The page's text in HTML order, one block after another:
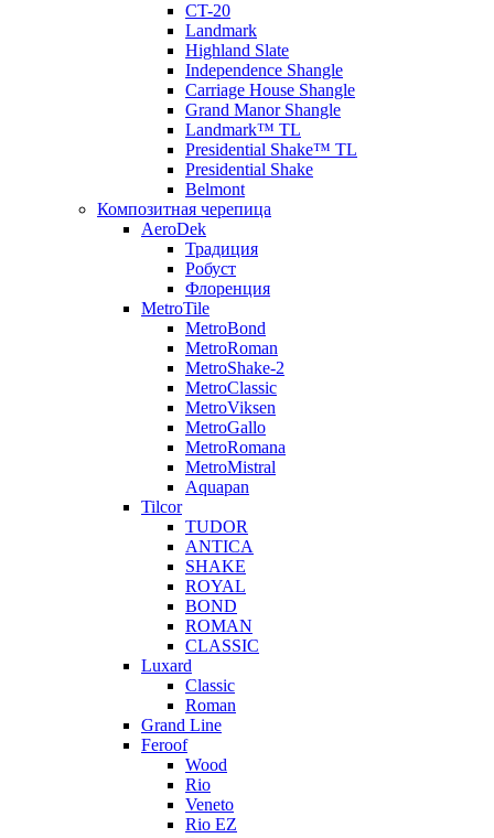
CT-20
Landmark
Highland Slate
Independence Shangle
Carriage House Shangle
Grand Manor Shangle
Landmark™ TL
Presidential Shake™ TL
Presidential Shake
Belmont
Композитная черепица
AeroDek
Традиция
Робуст
Флоренция
MetroTile
MetroBond
MetroRoman
MetroShake-2
MetroClassic
MetroViksen
MetroGallo
MetroRomana
MetroMistral
Aquapan
Tilcor
TUDOR
ANTICA
SHAKE
ROYAL
BOND
ROMAN
CLASSIC
Luxard
Classic
Roman
Grand Line
Feroof
Wood
Rio
Veneto
Rio EZ